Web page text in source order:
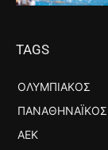
TAGS
ΟΛΥΜΠΙΑΚΌΣ
ΠΑΝΑΘΗΝΑΪΚΌΣ
ΑΕΚ